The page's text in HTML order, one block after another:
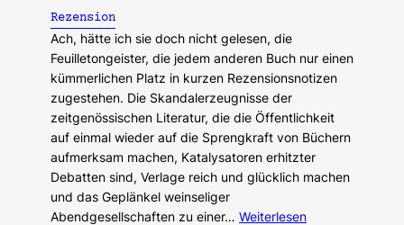
Rezension
Ach, hätte ich sie doch nicht gelesen, die
Feuilletongeister, die jedem anderen Buch nur einen
kümmerlichen Platz in kurzen Rezensionsnotizen
zugestehen. Die Skandalerzeugnisse der
zeitgenössischen Literatur, die die Öffentlichkeit
auf einmal wieder auf die Sprengkraft von Büchern
aufmerksam machen, Katalysatoren erhitzter
Debatten sind, Verlage reich und glücklich machen
und das Geplänkel weinseliger
Abendgesellschaften zu einer… Weiterlesen